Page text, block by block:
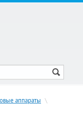
аппараты \